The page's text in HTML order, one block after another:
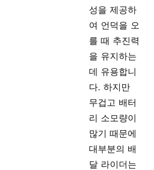
성을 제공하
여 언덕을 오
를 때 추진력
을 유지하는
데 유용합니
다. 하지만
무겁고 배터
리 소모량이
많기 때문에
대부분의 배
달 라이더는